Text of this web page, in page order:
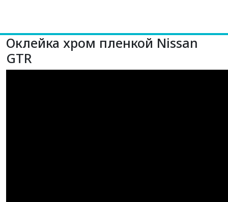
Оклейка хром пленкой Nissan
GTR